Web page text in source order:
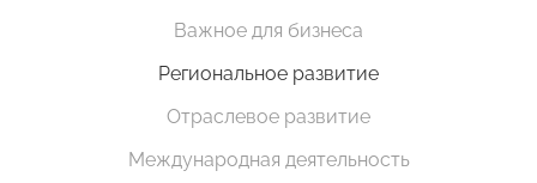
Важное для бизнеса
Региональное развитие
Отраслевое развитие
Международная деятельность